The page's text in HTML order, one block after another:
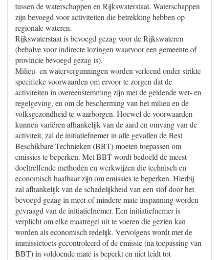
tussen de waterschappen en Rijkswaterstaat. Waterschappen
zijn bevoegd voor activiteiten die betrekking hebben op
regionale wateren.
Rijkswaterstaat is bevoegd gezag voor de Rijkswateren
(behalve voor indirecte lozingen waarvoor een gemeente of
provincie bevoegd gezag is).
Milieu- en watervergunningen worden verleend onder strikte
specifieke voorwaarden om ervoor te zorgen dat de
activiteiten in overeenstemming zijn met de geldende wet- en
regelgeving, en om de bescherming van het milieu en de
volksgezondheid te waarborgen. Hoewel de voorwaarden
kunnen variëren afhankelijk van de aard en omvang van de
activiteit, zal de initiatiefnemer in alle gevallen de Best
Beschikbare Technieken (BBT) moeten toepassen om
emissies te beperken. Met BBT wordt bedoeld de meest
doeltreffende methoden en werkwijzen die technisch en
economisch haalbaar zijn om emissies te beperken. Hierbij
zal afhankelijk van de schadelijkheid van een stof door het
bevoegd gezag in meer of mindere mate inspanning worden
gevraagd van de initiatiefnemer. Een initiatiefnemer is
verplicht om elke maatregel uit te voeren die gezien kan
worden als economisch redelijk. Vervolgens wordt met de
immissietoets gecontroleerd of de emissie (na toepassing van
BBT) in voldoende mate is beperkt en niet leidt tot